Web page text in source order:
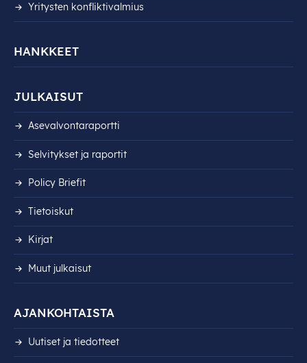
Yritysten konfliktivalmius
HANKKEET
JULKAISUT
Asevalvontaraportti
Selvitykset ja raportit
Policy Briefit
Tietoiskut
Kirjat
Muut julkaisut
AJANKOHTAISTA
Uutiset ja tiedotteet